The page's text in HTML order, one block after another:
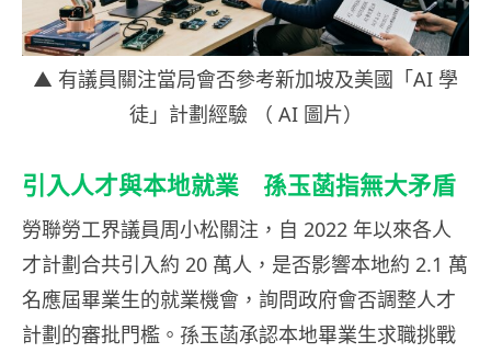
▲ 有議員關注當局會否參考新加坡及美國「AI 學
徒」計劃經驗 （ AI 圖片）
引入人才與本地就業 孫玉菡指無大矛盾
勞聯勞工界議員周小松關注，自 2022 年以來各人
才計劃合共引入約 20 萬人，是否影響本地約 2.1 萬
名應屆畢業生的就業機會，詢問政府會否調整人才
計劃的審批門檻。孫玉菡承認本地畢業生求職挑戰